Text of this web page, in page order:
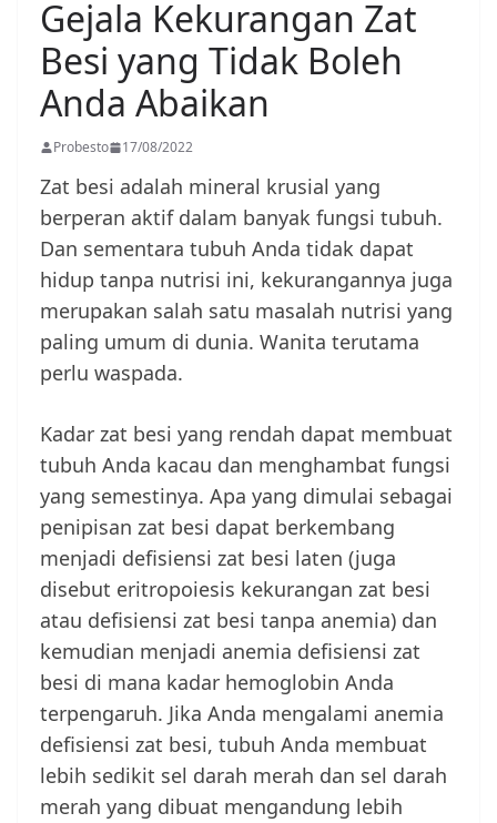
Gejala Kekurangan Zat
Besi yang Tidak Boleh
Anda Abaikan
Probesto 17/08/2022
Zat besi adalah mineral krusial yang
berperan aktif dalam banyak fungsi tubuh.
Dan sementara tubuh Anda tidak dapat
hidup tanpa nutrisi ini, kekurangannya juga
merupakan salah satu masalah nutrisi yang
paling umum di dunia. Wanita terutama
perlu waspada.
Kadar zat besi yang rendah dapat membuat
tubuh Anda kacau dan menghambat fungsi
yang semestinya. Apa yang dimulai sebagai
penipisan zat besi dapat berkembang
menjadi defisiensi zat besi laten (juga
disebut eritropoiesis kekurangan zat besi
atau defisiensi zat besi tanpa anemia) dan
kemudian menjadi anemia defisiensi zat
besi di mana kadar hemoglobin Anda
terpengaruh. Jika Anda mengalami anemia
defisiensi zat besi, tubuh Anda membuat
lebih sedikit sel darah merah dan sel darah
merah yang dibuat mengandung lebih